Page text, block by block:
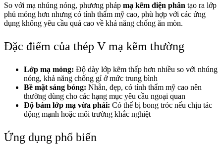
So với mạ nhúng nóng, phương pháp mạ kẽm điện phân tạo ra lớp
phủ mỏng hơn nhưng có tính thẩm mỹ cao, phù hợp với các ứng
dụng không yêu cầu quá cao về khả năng chống ăn mòn.
Đặc điểm của thép V mạ kẽm thường
Lớp mạ mỏng: Độ dày lớp kẽm thấp hơn nhiều so với nhúng
nóng, khả năng chống gỉ ở mức trung bình
Bề mặt sáng bóng: Nhẵn, đẹp, có tính thẩm mỹ cao nên
thường dùng cho các hạng mục yêu cầu ngoại quan
Độ bám lớp mạ vừa phải: Có thể bị bong tróc nếu chịu tác
động mạnh hoặc môi trường khắc nghiệt
Ứng dụng phổ biến